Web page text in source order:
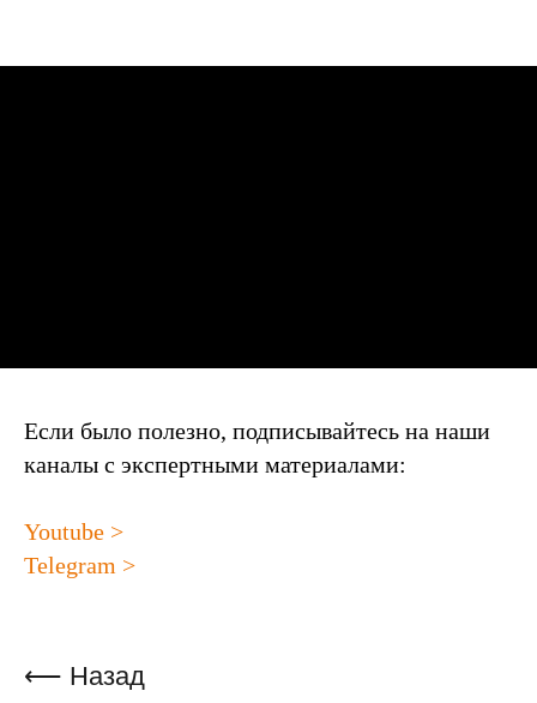
Если было полезно, подписывайтесь на наши
каналы с экспертными материалами:
Youtube >
Telegram >
⟵ Назад